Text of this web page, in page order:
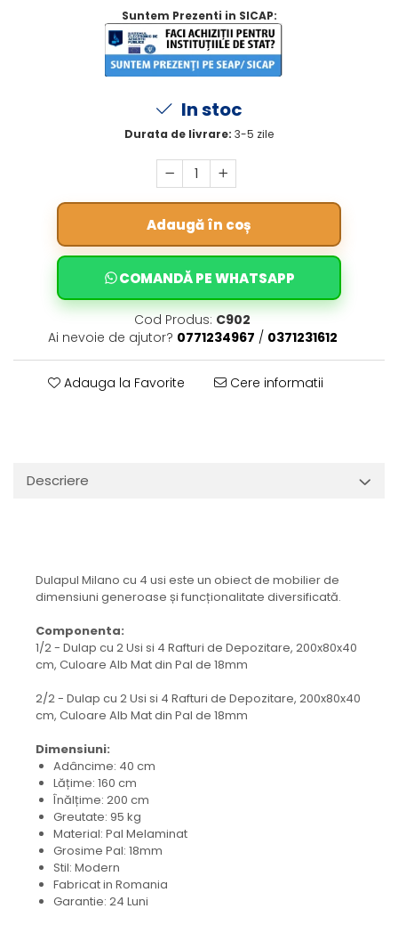
Suntem Prezenti in SICAP:
In stoc
Durata de livrare: 3-5 zile
Adaugă în coș
COMANDĂ PE WHATSAPP
Cod Produs: C902
Ai nevoie de ajutor? 0771234967 / 0371231612
Adauga la Favorite Cere informatii
Descriere
Dulapul Milano cu 4 usi este un obiect de mobilier de
dimensiuni generoase și funcționalitate diversificată.
Componenta:
1/2 - Dulap cu 2 Usi si 4 Rafturi de Depozitare, 200x80x40
cm, Culoare Alb Mat din Pal de 18mm
2/2 - Dulap cu 2 Usi si 4 Rafturi de Depozitare, 200x80x40
cm, Culoare Alb Mat din Pal de 18mm
Dimensiuni:
Adâncime: 40 cm
Lățime: 160 cm
Înălțime: 200 cm
Greutate: 95 kg
Material: Pal Melaminat
Grosime Pal: 18mm
Stil: Modern
Fabricat in Romania
Garantie: 24 Luni